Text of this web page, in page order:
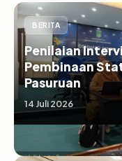
BERITA
Penilaian
Pembinaan
Pasuruan
14 Juli 2026